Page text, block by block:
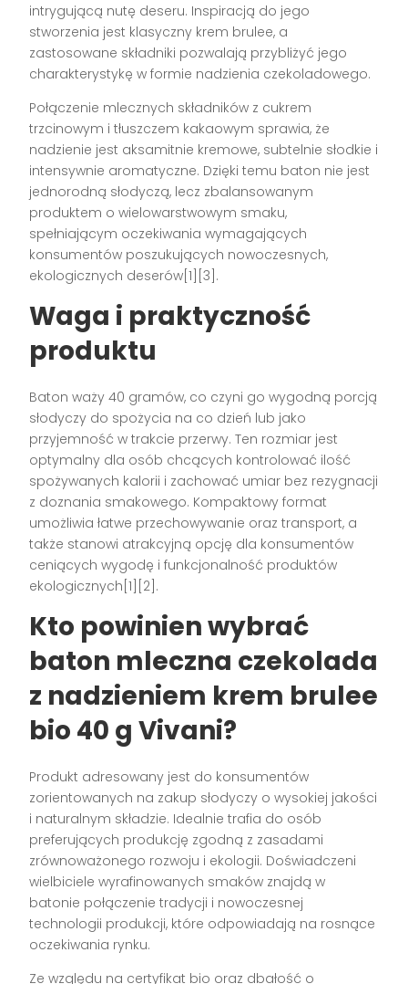
intrygującą nutę deseru. Inspiracją do jego
stworzenia jest klasyczny krem brulee, a
zastosowane składniki pozwalają przybliżyć jego
charakterystykę w formie nadzienia czekoladowego.
Połączenie mlecznych składników z cukrem
trzcinowym i tłuszczem kakaowym sprawia, że
nadzienie jest aksamitnie kremowe, subtelnie słodkie i
intensywnie aromatyczne. Dzięki temu baton nie jest
jednorodną słodyczą, lecz zbalansowanym
produktem o wielowarstwowym smaku,
spełniającym oczekiwania wymagających
konsumentów poszukujących nowoczesnych,
ekologicznych deserów[1][3].
Waga i praktyczność
produktu
Baton waży 40 gramów, co czyni go wygodną porcją
słodyczy do spożycia na co dzień lub jako
przyjemność w trakcie przerwy. Ten rozmiar jest
optymalny dla osób chcących kontrolować ilość
spożywanych kalorii i zachować umiar bez rezygnacji
z doznania smakowego. Kompaktowy format
umożliwia łatwe przechowywanie oraz transport, a
także stanowi atrakcyjną opcję dla konsumentów
ceniących wygodę i funkcjonalność produktów
ekologicznych[1][2].
Kto powinien wybrać
baton mleczna czekolada
z nadzieniem krem brulee
bio 40 g Vivani?
Produkt adresowany jest do konsumentów
zorientowanych na zakup słodyczy o wysokiej jakości
i naturalnym składzie. Idealnie trafia do osób
preferujących produkcję zgodną z zasadami
zrównoważonego rozwoju i ekologii. Doświadczeni
wielbiciele wyrafinowanych smaków znajdą w
batonie połączenie tradycji i nowoczesnej
technologii produkcji, które odpowiadają na rosnące
oczekiwania rynku.
Ze względu na certyfikat bio oraz dbałość o